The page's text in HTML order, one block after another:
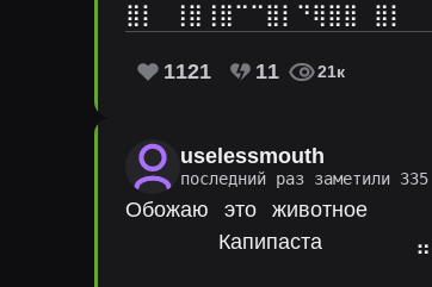
1121 11 21к
uselessmouth
последний раз заметили
Обожаю⠀это⠀животное⠀